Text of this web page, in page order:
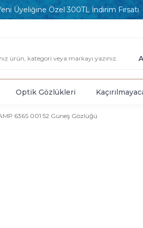
Üyeliğine Özel 300TL İndirim Fırsatı
Optik Gözlükleri
636S 001 52 Güneş Gözlüğü